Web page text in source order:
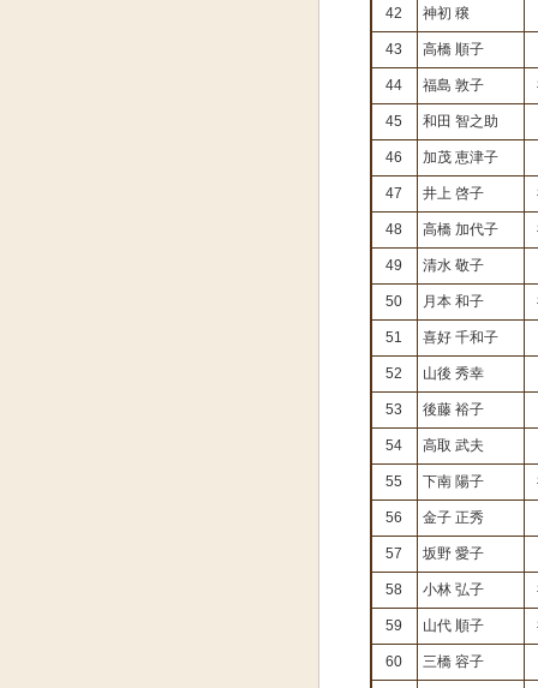
42 神初 穣
43 高橋 順子
44 福島 敦子
45 和田 智之助
46 加茂 恵津子
47 井上 啓子
48 高橋 加代子
49 清水 敬子
50 月本 和子
51 喜好 千和子
52 山後 秀幸
53 後藤 裕子
54 高取 武夫
55 下南 陽子
56 金子 正秀
57 坂野 愛子
58 小林 弘子
59 山代 順子
60 三橋 容子